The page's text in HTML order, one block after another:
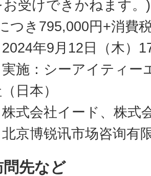
お受けできかねます。)
つき795,000円+消費
年9月12日（木）
施：シーアイティー
日本）
式会社イード、株式
京博锐讯市场咨询有
先など